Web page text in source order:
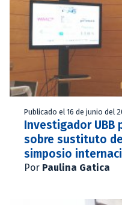
Publicado el 16 de junio del
Investigador UBB
sobre sustituto
simposio
Por Paulina Gatica